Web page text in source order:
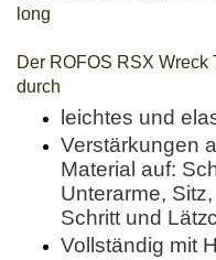
long
Der ROFOS RSX
durch
leichtes und
Verstärkungen
Material auf:
Unterarme,
Schritt und
Vollständig mit